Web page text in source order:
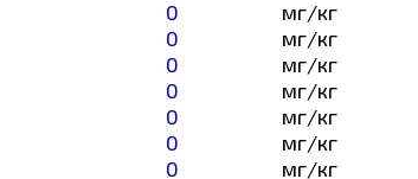
0
мг/кг
0
мг/кг
0
мг/кг
0
мг/кг
0
мг/кг
0
мг/кг
0
мг/кг